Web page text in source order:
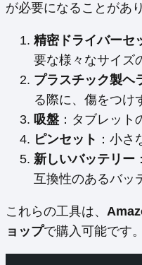
が必要になることがあ
精密ドライバーセ
要な様々なサイズ
プラスチック製ヘ
る際に、傷をつけ
吸盤 ：タブレッ
ピンセット ：小さ
新しいバッテリー
互換性のあるバッ
これらの工具は、
ョップで購入可能です。